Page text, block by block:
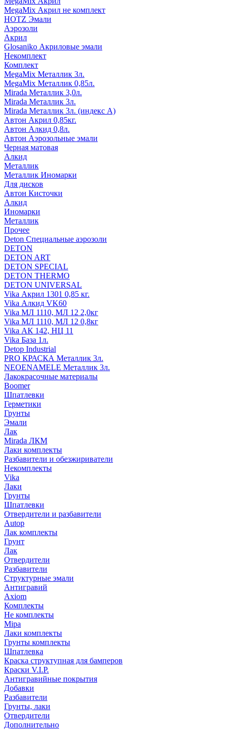
MegaMix Акрил не комплект
HOTZ Эмали
Аэрозоли
Акрил
Glosaniko Акриловые эмали
Некомплект
Комплект
MegaMix Металлик 3л.
MegaMix Металлик 0,85л.
Mirada Металлик 3,0л.
Mirada Металлик 3л.
Mirada Металлик 3л. (индекс А)
Автон Акрил 0,85кг.
Автон Алкид 0,8л.
Автон Аэрозольные эмали
Черная матовая
Алкид
Металлик
Металлик Иномарки
Для дисков
Автон Кисточки
Алкид
Иномарки
Металлик
Прочее
Deton Специальные аэрозоли
DETON
DETON ART
DETON SPECIAL
DETON THERMO
DETON UNIVERSAL
Vika Акрил 1301 0,85 кг.
Vika Алкид VK60
Vika МЛ 1110, МЛ 12 2,0кг
Vika МЛ 1110, МЛ 12 0,8кг
Vika АК 142, НЦ 11
Vika База 1л.
Detop Industrial
PRO КРАСКА Металлик 3л.
NEOENAMELE Металлик 3л.
Лакокрасочные материалы
Boomer
Шпатлевки
Герметики
Грунты
Эмали
Лак
Mirada ЛКМ
Лаки комплекты
Разбавители и обезжириватели
Некомплекты
Vika
Лаки
Грунты
Шпатлевки
Отвердители и разбавители
Autop
Лак комплекты
Грунт
Лак
Отвердители
Разбавители
Структурные эмали
Антигравий
Axiom
Комплекты
Не комплекты
Mipa
Лаки комплекты
Грунты комплекты
Шпатлевка
Краска структупная для бамперов
Краски V.I.P.
Антигравийные покрытия
Добавки
Разбавители
Грунты, лаки
Отвердители
Дополнительно